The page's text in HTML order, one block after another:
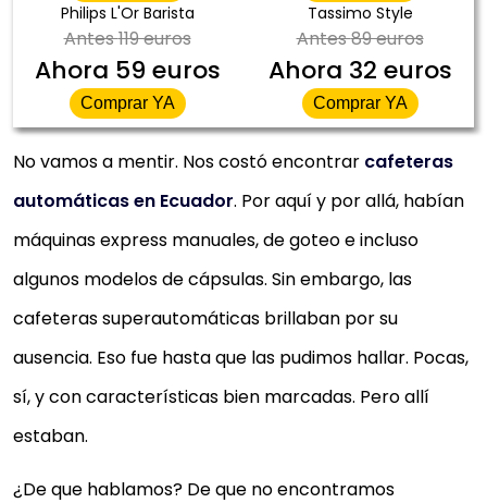
Philips L'Or Barista
Antes119 euros
Ahora 59 euros
Comprar YA
Tassimo Style
Antes89 euros
Ahora 32 euros
Comprar YA
No vamos a mentir. Nos costó encontrar cafeteras
automáticas en Ecuador. Por aquí y por allá, habían
máquinas express manuales, de goteo e incluso
algunos modelos de cápsulas. Sin embargo, las
cafeteras superautomáticas brillaban por su
ausencia. Eso fue hasta que las pudimos hallar. Pocas,
sí, y con características bien marcadas. Pero allí
estaban.
¿De que hablamos? De que no encontramos